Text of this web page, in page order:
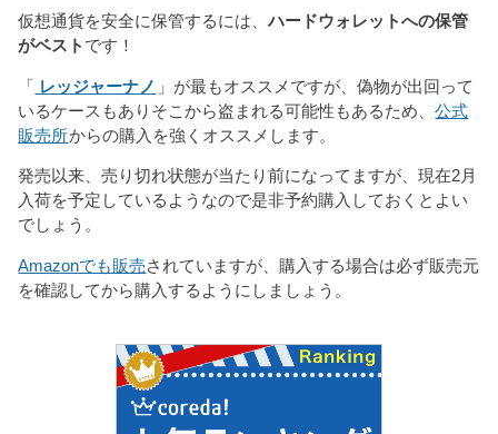
仮想通貨を安全に保管するには、ハードウォレットへの保管
がベスト です！
「 レッジャーナノ 」が最もオススメですが、偽物が出回って
いるケースもありそこから盗まれる可能性もあるため、公式
販売所からの購入を強くオススメします。
発売以来、売り切れ状態が当たり前になってますが、現在2月
入荷を予定しているようなので是非予約購入しておくとよい
でしょう。
Amazonでも販売されていますが、購入する場合は必ず販売元
を確認してから購入するようにしましょう。